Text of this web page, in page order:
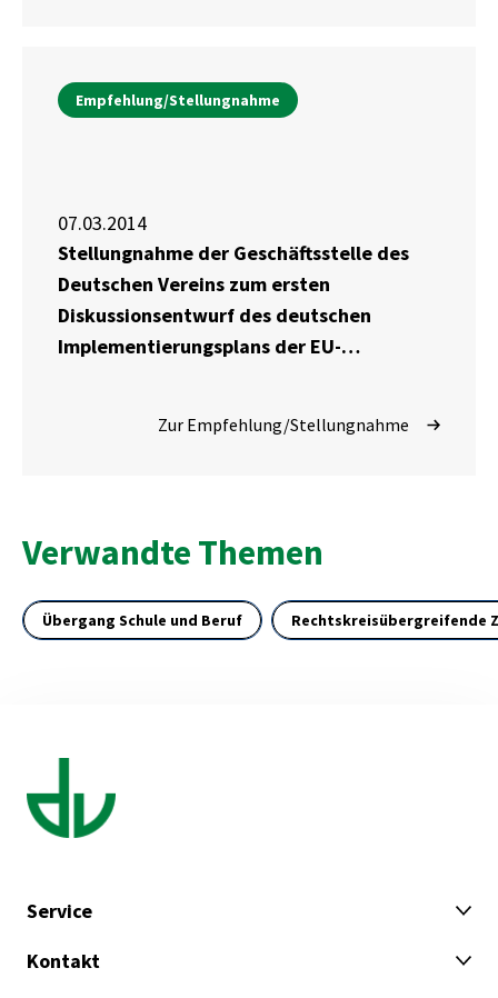
Empfehlung/Stellungnahme
07.03.2014
Stellungnahme der Geschäftsstelle des
Deutschen Vereins zum ersten
Diskussionsentwurf des deutschen
Implementierungsplans der EU-
Zur Empfehlung/Stellungnahme
Verwandte Themen
Übergang Schule und Beruf Rechtskreisübergreifende
Service
Kontakt